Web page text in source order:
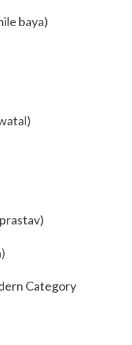
baya)
Category